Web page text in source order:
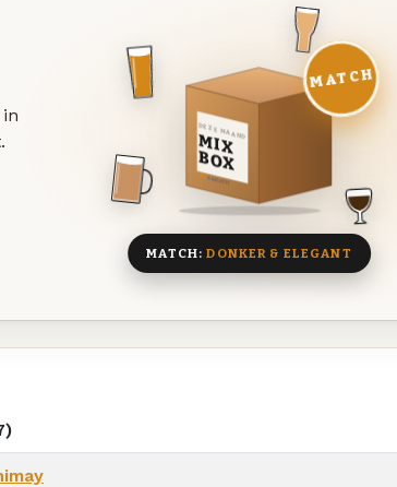
DEZE MAAND
MIX
BOX
8 BIEREN
MATCH
MATCH:DONKER & ELEGANT